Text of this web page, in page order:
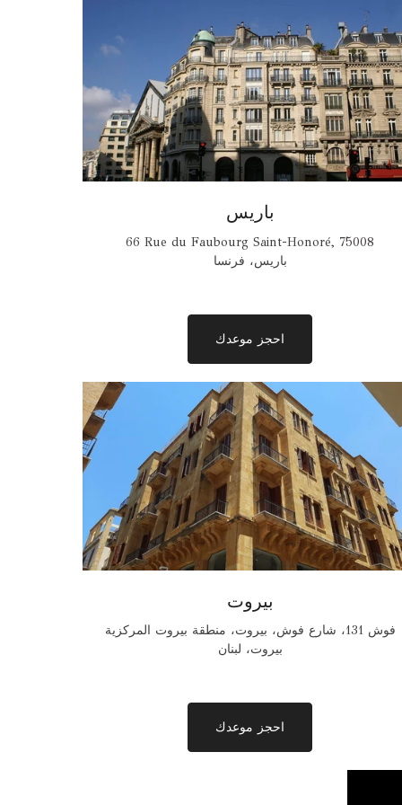
باريس
66 Rue du Faubourg Saint-Honoré, 75008
باريس، فرنسا
احجز موعدك
بيروت
فوش 131، شارع فوش، بيروت، منطقة بيروت المركزية
بيروت، لبنان
احجز موعدك